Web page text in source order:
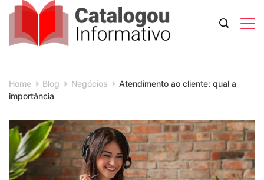
Skip
content
Home Blog Negócios
Atendimento ao cliente: qual a
importância